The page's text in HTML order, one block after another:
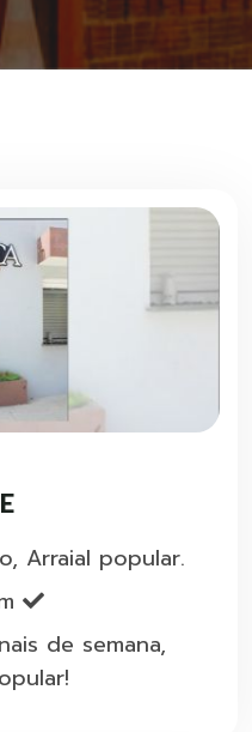
Arraial popular.
de semana,